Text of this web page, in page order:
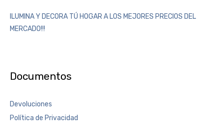
ILUMINA Y DECORA TÚ HOGAR A LOS MEJORES PRECIOS DEL
MERCADO!!!
Documentos
Devoluciones
Política de Privacidad